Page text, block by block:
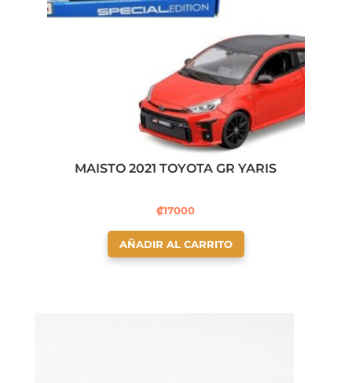
MAISTO 2021 TOYOTA GR YARIS
₡17000
AÑADIR AL CARRITO